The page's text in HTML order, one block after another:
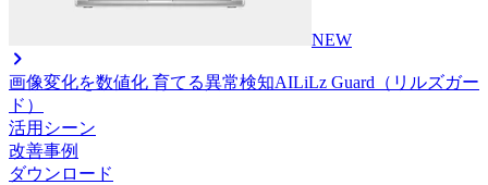
NEW
画像変化を数値化 育てる異常検知AILiLz Guard（リルズガー
ド）
活用シーン
改善事例
ダウンロード